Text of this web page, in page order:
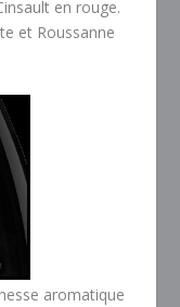
en rouge.
et Roussanne
aromatique